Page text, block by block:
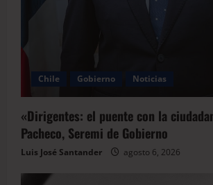
Chile Gobierno Noticias
«Dirigentes: el puente con la
Pacheco, Seremi de Gobierno
Luis José Santander agosto 6, 2026